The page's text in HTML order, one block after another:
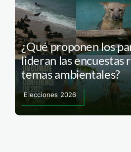
¿Qué proponen los
lideran las encuestas
temas ambientales?
Elecciones 2026